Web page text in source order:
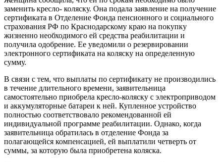
заменить кресло- коляску. Она подала заявление на получение
сертификата в Отделение Фонда пенсионного и социального
страхования РФ по Краснодарскому краю на покупку
жизненно необходимого ей средства реабилитации и
получила одобрение. Ее уведомили о резервировании
электронного сертификата на коляску на определенную
сумму.
В связи с тем, что выплаты по сертификату не производились
в течение длительного времени, заявительница
самостоятельно приобрела кресло-коляску с электроприводом
и аккумуляторные батареи к ней. Купленное устройство
полностью соответствовало рекомендованной ей
индивидуальной программе реабилитации. Однако, когда
заявительница обратилась в отделение Фонда за
полагающейся компенсацией, ей выплатили четверть от
суммы, за которую была приобретена коляска.